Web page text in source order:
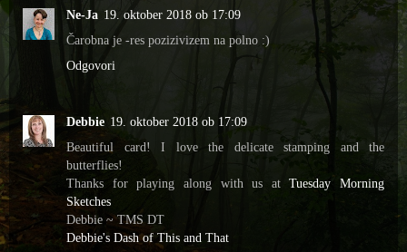
Ne-Ja 19. oktober 2018 ob 17:09
Čarobna je -res pozizivizem na polno :)
Odgovori
Debbie 19. oktober 2018 ob 17:09
Beautiful card! I love the delicate stamping and the
butterflies!
Thanks for playing along with us atTuesday Morning
Sketches
Debbie ~ TMS DT
Debbie's Dash of This and That